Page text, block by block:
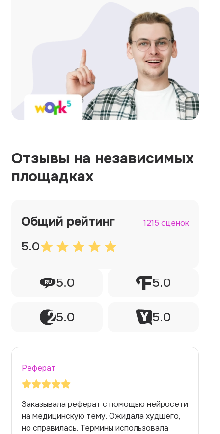
Отзывы на независимых
площадках
Общий рейтинг 1215 оценок
5.0
5.0 5.0
5.0 5.0
Реферат
Заказывала реферат с помощью нейросети
на медицинскую тему. Ожидала худшего,
но справилась. Термины использовала